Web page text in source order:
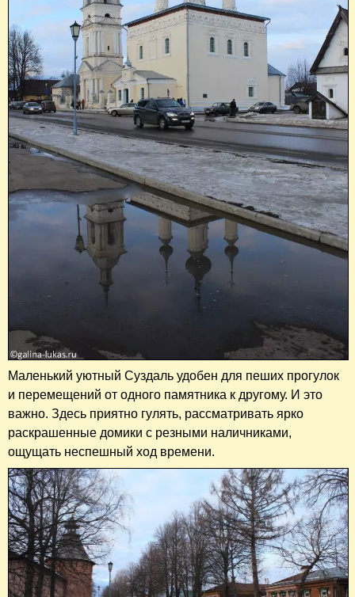
Маленький уютный Суздаль удобен для пеших прогулок
и перемещений от одного памятника к другому. И это
важно. Здесь приятно гулять, рассматривать ярко
раскрашенные домики с резными наличниками,
ощущать неспешный ход времени.